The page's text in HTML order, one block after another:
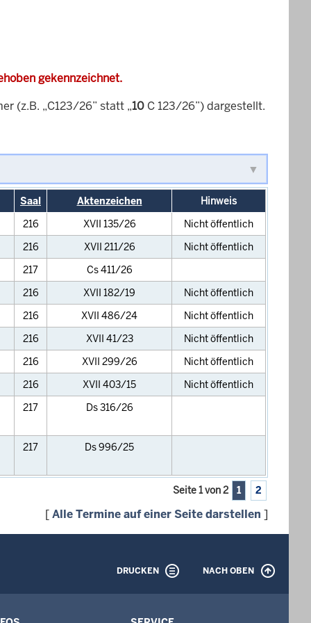
gekennzeichnet.
(z.B. „C123/26” statt „10 C 123/26”) dargestellt.
Saal Aktenzeichen
Hinweis
216
XVII 135/26
Nicht öffentlich
216
XVII 211/26
Nicht öffentlich
217
Cs 411/26
216
XVII 182/19
Nicht öffentlich
216
XVII 486/24
Nicht öffentlich
216
XVII 41/23
Nicht öffentlich
216
XVII 299/26
Nicht öffentlich
216
XVII 403/15
Nicht öffentlich
217
Ds 316/26
217 Ds 996/25
Seite 1 von 2 1 2
[Alle Termine auf einer Seite darstellen ]
DRUCKEN NACH OBEN